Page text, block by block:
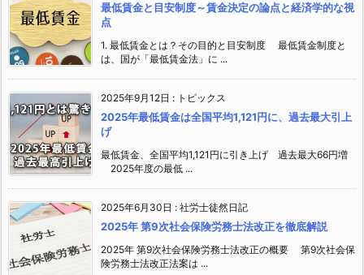
最低賃金と目安制度～賃金決定の論点と経済学的な視
点
1. 最低賃金とは？その目的と目安制度 最低賃金制度と
は、国が「最低賃金法」に ...
2025年9月12日 : トピックス
2025年最低賃金は全国平均1,121円に、過去最大引上
げ
最低賃金、全国平均1,121円に引き上げ 過去最大66円増
2025年度の最低 ...
2025年6月30日 : 社労士徒然日記
2025年 第9次社会保険労務士法改正を徹底解説
2025年 第9次社会保険労務士法改正の概要 第9次社会保
険労務士法改正法案は ...